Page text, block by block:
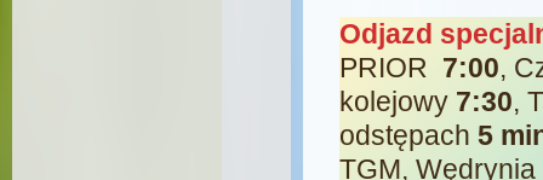
Odjazd
PRIOR 7:00,
kolejowy 7:30,
odstępach 5
TGM,